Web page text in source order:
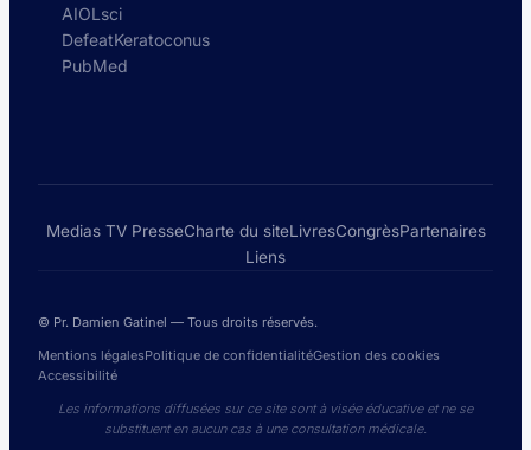
AIOLsci
DefeatKeratoconus
PubMed
Medias TV PresseCharte du siteLivresCongrèsPartenaires
Liens
© Pr. Damien Gatinel — Tous droits réservés.
Mentions légalesPolitique de confidentialitéGestion des cookies
Accessibilité
Les informations diffusées sur ce site sont à visée éducative et ne se
substituent en aucun cas à une consultation médicale.